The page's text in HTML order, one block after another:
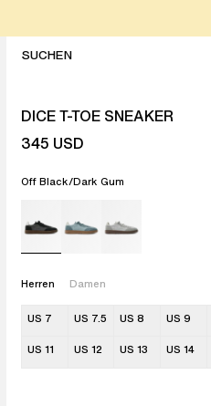
DICE T-TOE SNEAKER
345 USD
Off Black/Dark Gum
Herren Damen
US 7 US 7.5 US 8 US 9
US 11 US 12 US 13 US 14